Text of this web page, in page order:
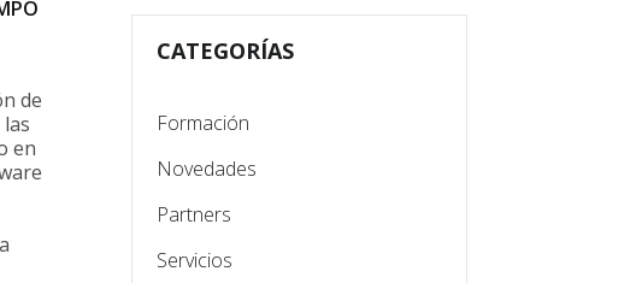
de
en
CATEGORÍAS
Formación
Novedades
Partners
Servicios